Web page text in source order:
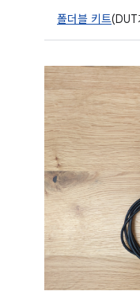
폴더블 키트(DUT